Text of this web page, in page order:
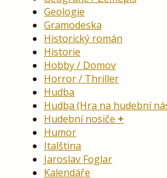
Geologie
Gramodeska
Historický román
Historie
Hobby / Domov
Horror / Thriller
Hudba
Hudba (Hra na hudební
Hudební nosiče
Humor
Italština
Jaroslav Foglar
Kalendáře